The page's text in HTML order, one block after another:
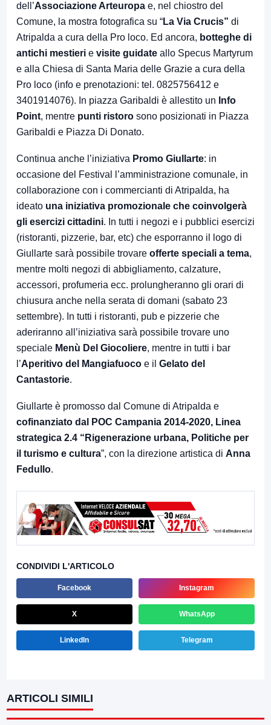
dell’Associazione Arteuropa e, nel chiostro del
Comune, la mostra fotografica su “La Via Crucis” di
Atripalda a cura della Pro loco. Ed ancora, botteghe di
antichi mestieri e visite guidate allo Specus Martyrum
e alla Chiesa di Santa Maria delle Grazie a cura della
Pro loco (info e prenotazioni: tel. 0825756412 e
3401914076). In piazza Garibaldi è allestito un Info
Point, mentre punti ristoro sono posizionati in Piazza
Garibaldi e Piazza Di Donato.
Continua anche l’iniziativa Promo Giullarte: in
occasione del Festival l’amministrazione comunale, in
collaborazione con i commercianti di Atripalda, ha
ideato una iniziativa promozionale che coinvolgerà
gli esercizi cittadini. In tutti i negozi e i pubblici esercizi
(ristoranti, pizzerie, bar, etc) che esporranno il logo di
Giullarte sarà possibile trovare offerte speciali a tema,
mentre molti negozi di abbigliamento, calzature,
accessori, profumeria ecc. prolungheranno gli orari di
chiusura anche nella serata di domani (sabato 23
settembre). In tutti i ristoranti, pub e pizzerie che
aderiranno all’iniziativa sarà possibile trovare uno
speciale Menù Del Giocoliere, mentre in tutti i bar
l’Aperitivo del Mangiafuoco e il Gelato del
Cantastorie.
Giullarte è promosso dal Comune di Atripalda e
cofinanziato dal POC Campania 2014-2020, Linea
strategica 2.4 “Rigenerazione urbana, Politiche per
il turismo e cultura”, con la direzione artistica di Anna
Fedullo.
CONDIVIDI L'ARTICOLO
Facebook Instagram
X WhatsApp
LinkedIn Telegram
ARTICOLI SIMILI